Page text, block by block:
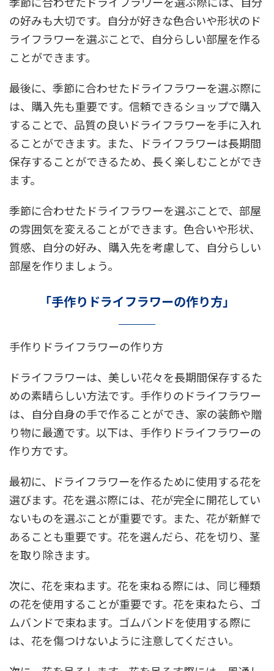
の好みも大切です。自分が好きな色合いや形状のド
ライフラワーを選ぶことで、自分らしい部屋を作る
ことができます。
最後に、季節に合わせたドライフラワーを選ぶ際に
は、購入先も重要です。信頼できるショップで購入
することで、品質の良いドライフラワーを手に入れ
ることができます。また、ドライフラワーは長期間
保存することができるため、長く楽しむことができ
ます。
季節に合わせたドライフラワーを選ぶことで、部屋
の雰囲気を変えることができます。色合いや形状、
質感、自分の好み、購入先を考慮して、自分らしい
部屋を作りましょう。
「手作りドライフラワーの作り方」
手作りドライフラワーの作り方
ドライフラワーは、美しい花々を長期間保存するた
めの素晴らしい方法です。手作りのドライフラワー
は、自分自身の手で作ることができ、家の装飾や贈
り物に最適です。以下は、手作りドライフラワーの
作り方です。
最初に、ドライフラワーを作るために使用する花を
選びます。花を選ぶ際には、花が完全に開花してい
ないものを選ぶことが重要です。また、花が新鮮で
あることも重要です。花を選んだら、花を切り、茎
を取り除きます。
次に、花を束ねます。花を束ねる際には、同じ種類
の花を使用することが重要です。花を束ねたら、ゴ
ムバンドで束ねます。ゴムバンドを使用する際に
は、花を傷つけないように注意してください。